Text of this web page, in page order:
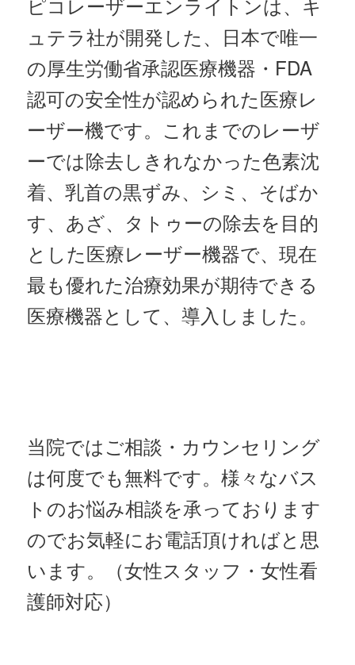
ュテラ社が開発した、日本で唯一
の厚生労働省承認医療機器・FDA
認可の安全性が認められた医療レ
ーザー機です。これまでのレーザ
ーでは除去しきれなかった色素沈
着、乳首の黒ずみ、シミ、そばか
す、あざ、タトゥーの除去を目的
とした医療レーザー機器で、現在
最も優れた治療効果が期待できる
医療機器として、導入しました。
当院ではご相談・カウンセリング
は何度でも無料です。様々なバス
トのお悩み相談を承っております
のでお気軽にお電話頂ければと思
います。（女性スタッフ・女性看
護師対応）